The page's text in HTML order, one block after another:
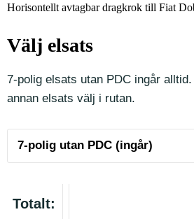
Horisontellt avtagbar dragkrok till Fiat
Välj elsats
7-polig elsats utan PDC ingår
annan elsats välj i rutan.
Totalt: